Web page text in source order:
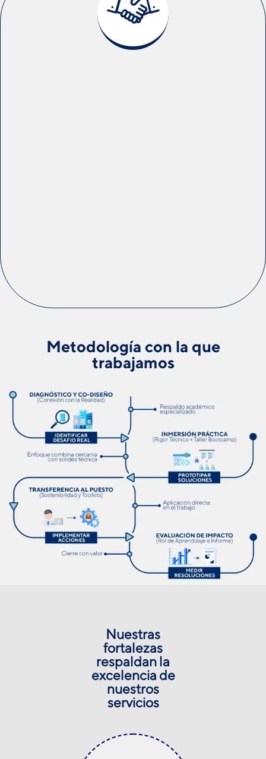
Metodología con la que
trabajamos
Nuestras
fortalezas
respaldan la
excelencia de
nuestros
servicios